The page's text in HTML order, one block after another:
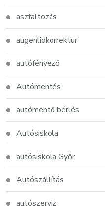
aszfaltozás
augenlidkorrektur
autófényező
Autómentés
autómentő bérlés
Autósiskola
autósiskola Győr
Autószállítás
autószerviz